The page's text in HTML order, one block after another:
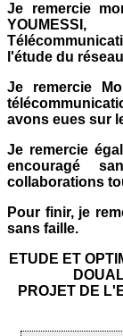
Je remercie
l'étude du
Je remercie
avons eues sur
Je remercie
encouragé
collaborations
Pour finir, je
sans faille.
ETUDE ET
PROJET DE